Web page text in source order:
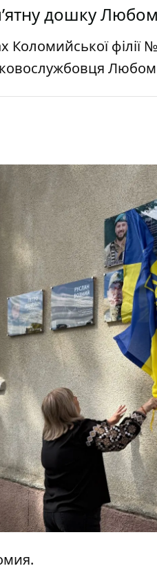
дошку
Коломийської
.